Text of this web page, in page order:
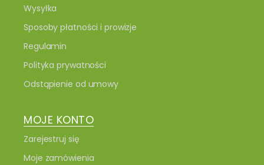
Wysyłka
Sposoby płatności i prowizje
Regulamin
Polityka prywatności
Odstąpienie od umowy
MOJE KONTO
Zarejestruj się
Moje zamówienia